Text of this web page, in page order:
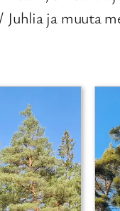
ja muuta